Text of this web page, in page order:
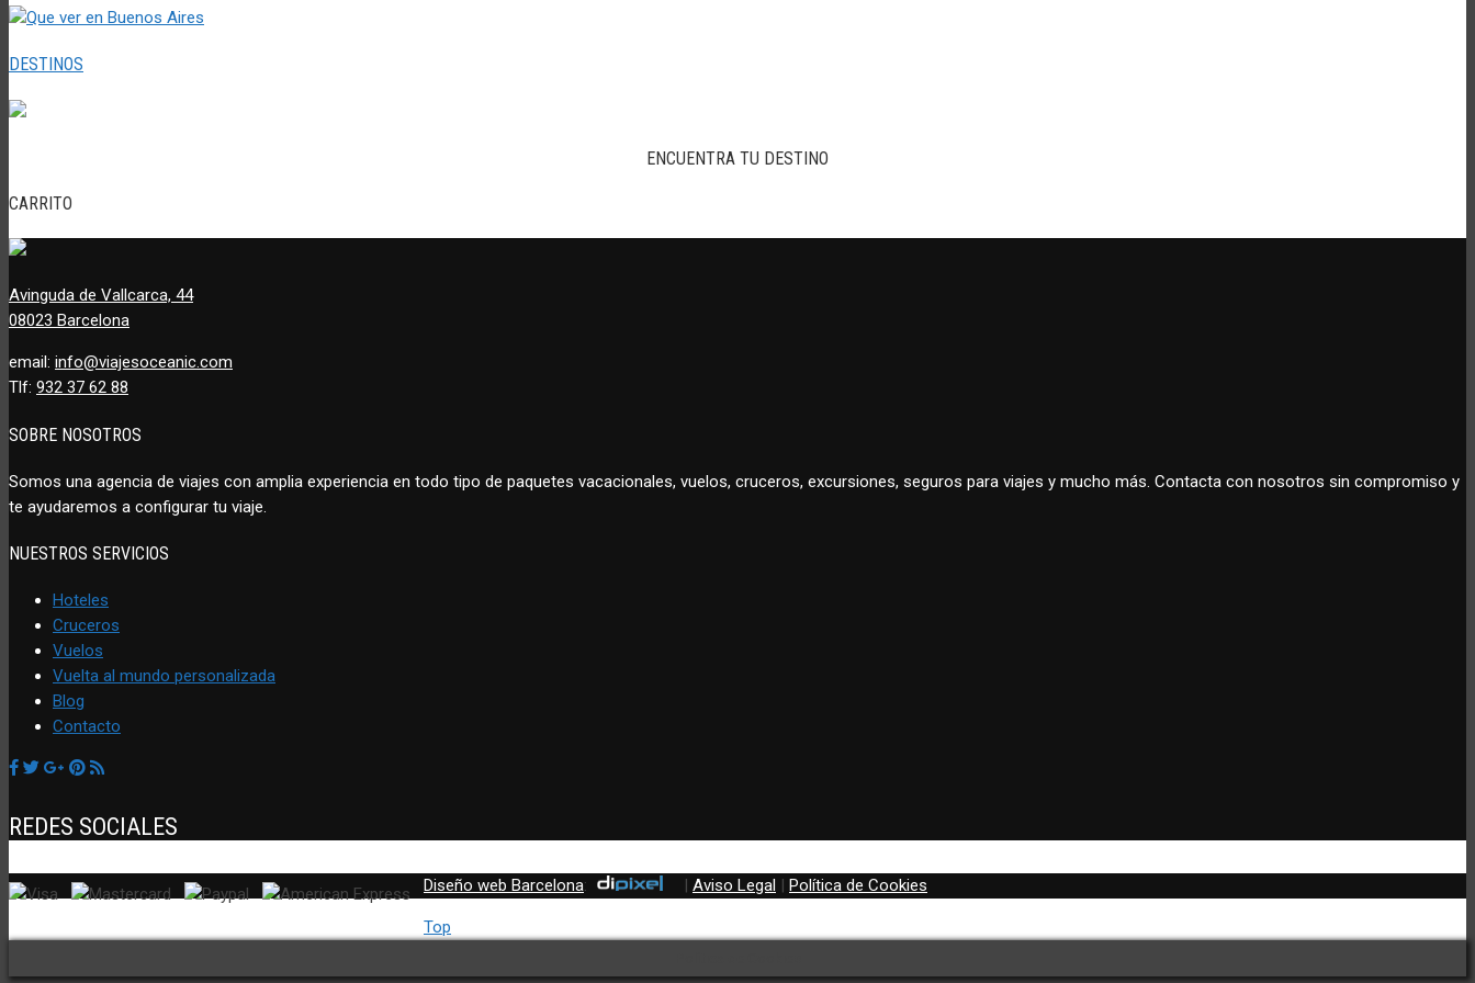
DESTINOS
ENCUENTRA TU DESTINO
CARRITO
Avinguda de Vallcarca, 44
08023 Barcelona
email: info@viajesoceanic.com
Tlf: 932 37 62 88
SOBRE NOSOTROS
Somos una agencia de viajes con amplia experiencia en todo tipo de paquetes vacacionales, vuelos, cruceros, excursiones, seguros para viajes y mucho más. Contacta con nosotros sin compromiso y
te ayudaremos a configurar tu viaje.
NUESTROS SERVICIOS
Hoteles
Cruceros
Vuelos
Vuelta al mundo personalizada
Blog
Contacto
REDES SOCIALES
Diseño web Barcelona: | Aviso Legal | Política de Cookies
Top